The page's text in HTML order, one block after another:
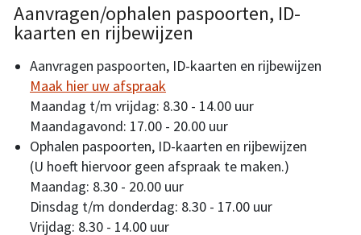
Aanvragen/ophalen paspoorten, ID-
kaarten en rijbewijzen
Aanvragen paspoorten, ID-kaarten en rijbewijzen
Maak hier uw afspraak
Maandag t/m vrijdag: 8.30 - 14.00 uur
Maandagavond: 17.00 - 20.00 uur
Ophalen paspoorten, ID-kaarten en rijbewijzen
(U hoeft hiervoor geen afspraak te maken.)
Maandag: 8.30 - 20.00 uur
Dinsdag t/m donderdag: 8.30 - 17.00 uur
Vrijdag: 8.30 - 14.00 uur